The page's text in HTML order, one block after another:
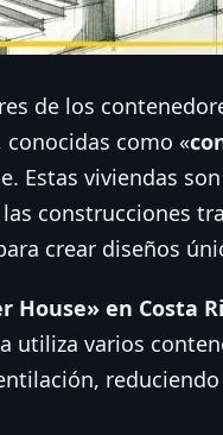
de los
conocidas como «
Estas viviendas
construcciones
crear diseños
House» en Costa
utiliza varios